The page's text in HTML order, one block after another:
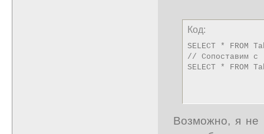
Код:
SELECT * FROM
// Сопоставим с
SELECT * FROM
Возможно, я не